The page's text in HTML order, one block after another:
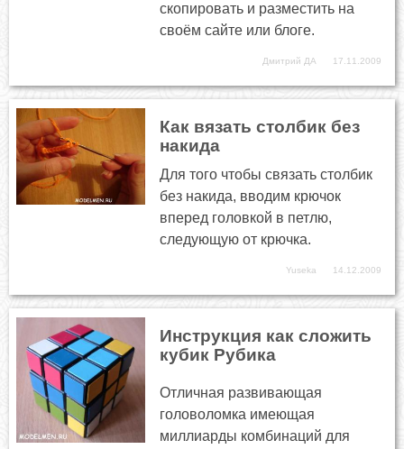
скопировать и разместить на
своём сайте или блоге.
Дмитрий ДА 17.11.2009
Как вязать столбик без
накида
Для того чтобы связать столбик
без накида, вводим крючок
вперед головкой в петлю,
следующую от крючка.
Yuseka 14.12.2009
Инструкция как сложить
кубик Рубика
Отличная развивающая
головоломка имеющая
миллиарды комбинаций для